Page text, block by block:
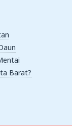
Barat?